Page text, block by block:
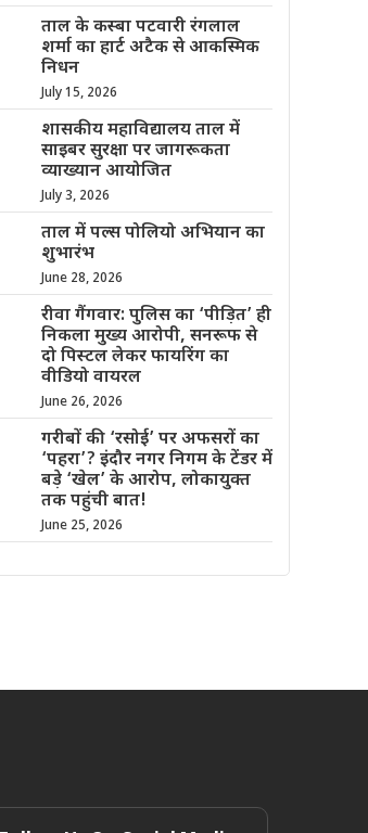
ताल के कस्बा पटवारी रंगलाल
शर्मा का हार्ट अटैक से आकस्मिक
निधन
July 15, 2026
शासकीय महाविद्यालय ताल में
साइबर सुरक्षा पर जागरूकता
व्याख्यान आयोजित
July 3, 2026
ताल में पल्स पोलियो अभियान का
शुभारंभ
June 28, 2026
रीवा गैंगवार: पुलिस का ‘पीड़ित’ ही
निकला मुख्य आरोपी, सनरूफ से
दो पिस्टल लेकर फायरिंग का
वीडियो वायरल
June 26, 2026
गरीबों की ‘रसोई’ पर अफसरों का
‘पहरा’? इंदौर नगर निगम के टेंडर में
बड़े ‘खेल’ के आरोप, लोकायुक्त
तक पहुंची बात!
June 25, 2026